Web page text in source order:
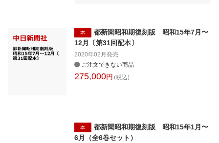
本
都新聞昭和期復刻版 昭和15年7月〜
12月〔第31回配本〕
2020年02月発売
ご注文できない商品
275,000円 (税込)
本
都新聞昭和期復刻版 昭和15年1月〜
6月（全6巻セット）